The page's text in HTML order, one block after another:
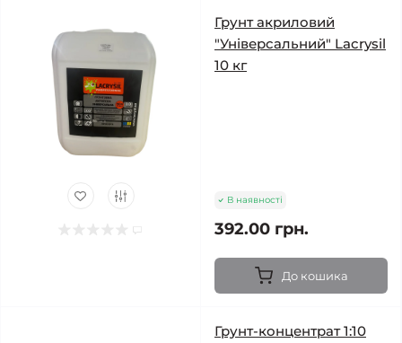
Грунт акриловий
"Універсальний" Lacrysil
10 кг
В наявності
392.00 грн.
До кошика
Грунт-концентрат 1:10